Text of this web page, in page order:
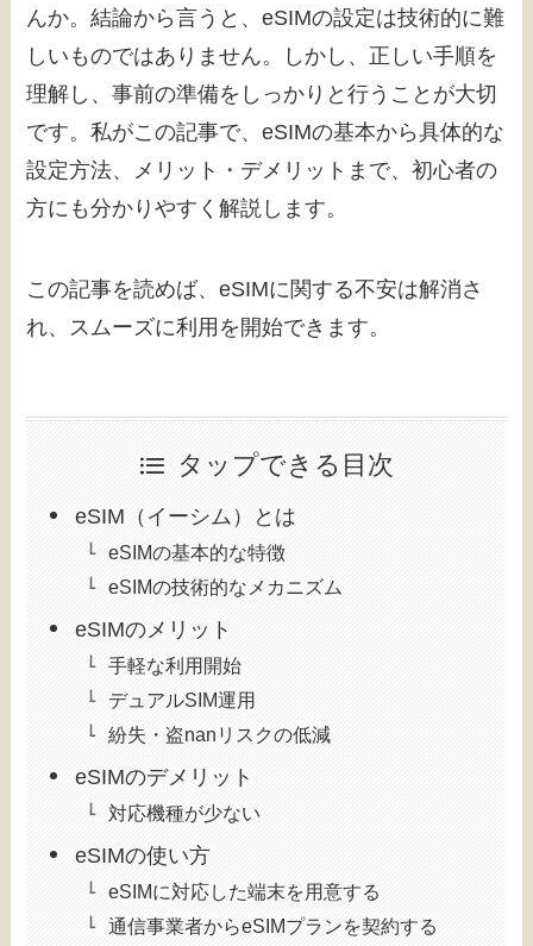
んか。結論から言うと、eSIMの設定は技術的に難
しいものではありません。しかし、正しい手順を
理解し、事前の準備をしっかりと行うことが大切
です。私がこの記事で、eSIMの基本から具体的な
設定方法、メリット・デメリットまで、初心者の
方にも分かりやすく解説します。
この記事を読めば、eSIMに関する不安は解消さ
れ、スムーズに利用を開始できます。
タップできる目次
eSIM（イーシム）とは
eSIMの基本的な特徴
eSIMの技術的なメカニズム
eSIMのメリット
手軽な利用開始
デュアルSIM運用
紛失・盗nanリスクの低減
eSIMのデメリット
対応機種が少ない
eSIMの使い方
eSIMに対応した端末を用意する
通信事業者からeSIMプランを契約する